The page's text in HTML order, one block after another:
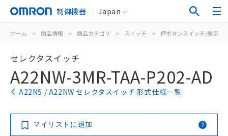
制御機器 Japan
ホーム > 商品情報 > 商品カテゴリ > スイッチ > 押ボタンスイッチ/表示灯
セレクタスイッチ
A22NW-3MR-TAA-P202-AD
A22NS / A22NW セレクタスイッチ 形式仕様一覧
マイリストに追加